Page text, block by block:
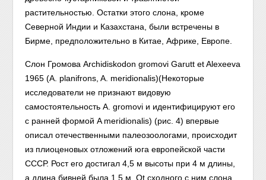
растительностью. Остатки этого слона, кроме
Северной Индии и Казахстана, были встречены в
Бирме, предположительно в Китае, Африке, Европе.
Слон Громова Archidiskodon gromovi Garutt et Alexeeva
1965 (A. planifrons, A. meridionalis)(Некоторые
исследователи не признают видовую
самостоятельность A. gromovi и идентифицируют его
с ранней формой A meridionalis) (рис. 4) впервые
описал отечественными палеозоологами, происходит
из плиоценовых отложений юга европейской части
СССР. Рост его достигал 4,5 м высоты при 4 м длины,
а длина бивней была 1,5 м. Ot сходного с ним слона